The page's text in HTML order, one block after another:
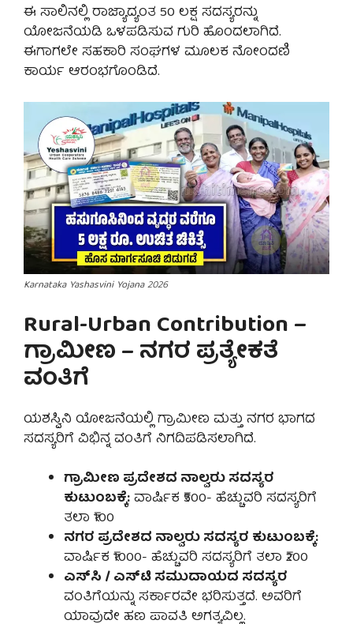
ಈ ಸಾಲಿನಲ್ಲಿ ರಾಜ್ಯಾದ್ಯಂತ 50 ಲಕ್ಷ ಸದಸ್ಯರನ್ನು
ಯೋಜನೆಯಡಿ ಒಳಪಡಿಸುವ ಗುರಿ ಹೊಂದಲಾಗಿದೆ.
ಈಗಾಗಲೇ ಸಹಕಾರಿ ಸಂಘಗಳ ಮೂಲಕ ನೋಂದಣಿ
ಕಾರ್ಯ ಆರಂಭಗೊಂಡಿದೆ.
Karnataka Yashasvini Yojana 2026
Rural-Urban Contribution –
ಗ್ರಾಮೀಣ – ನಗರ ಪ್ರತ್ಯೇಕತೆ
ವಂತಿಗೆ
ಯಶಸ್ವಿನಿ ಯೋಜನೆಯಲ್ಲಿ ಗ್ರಾಮೀಣ ಮತ್ತು ನಗರ ಭಾಗದ
ಸದಸ್ಯರಿಗೆ ವಿಭಿನ್ನ ವಂತಿಗೆ ನಿಗದಿಪಡಿಸಲಾಗಿದೆ.
ಗ್ರಾಮೀಣ ಪ್ರದೇಶದ ನಾಲ್ವರು ಸದಸ್ಯರ
ಕುಟುಂಬಕ್ಕೆ:ವಾರ್ಷಿಕ ₹500- ಹೆಚ್ಚುವರಿ ಸದಸ್ಯರಿಗೆ
ತಲಾ ₹100
ನಗರ ಪ್ರದೇಶದ ನಾಲ್ವರು ಸದಸ್ಯರ ಕುಟುಂಬಕ್ಕೆ:
ವಾರ್ಷಿಕ ₹1000- ಹೆಚ್ಚುವರಿ ಸದಸ್ಯರಿಗೆ ತಲಾ ₹200
ಎಸ್‌ಸಿ / ಎಸ್‌ಟಿ ಸಮುದಾಯದ ಸದಸ್ಯರ
ವಂತಿಗೆಯನ್ನು ಸರ್ಕಾರವೇ ಭರಿಸುತ್ತದೆ. ಅವರಿಗೆ
ಯಾವುದೇ ಹಣ ಪಾವತಿ ಅಗತ್ಯವಿಲ್ಲ.